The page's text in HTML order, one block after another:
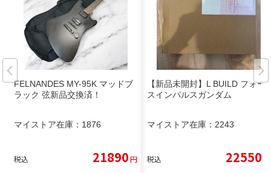
FELNANDES MY-95K マッドブ
ラック 弦新品交換済！
マイストア在庫： 1876
税込 21890円
【新品未開封】L BUILD フォー
スインパルスガンダム
マイストア在庫： 2243
税込 22550